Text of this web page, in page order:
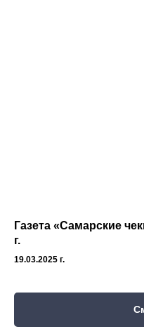
Газета «Самарские
г.
19.03.2025 г.